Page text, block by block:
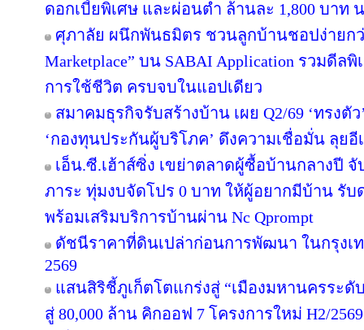
ดอกเบี้ยพิเศษ และผ่อนต่ำ ล้านละ 1,800 บาท
ศุภาลัย ผนึกพันธมิตร ชวนลูกบ้านชอปง่ายกว่
Marketplace” บน SABAI Application รวมดีล
การใช้ชีวิต ครบจบในแอปเดียว
สมาคมธุรกิจรับสร้างบ้าน เผย Q2/69 ‘ทรง
‘กองทุนประกันผู้บริโภค’ ดึงความเชื่อมั่น ลุย
เอ็น.ซี.เฮ้าส์ซิ่ง เขย่าตลาดผู้ซื้อบ้านกลางปี
ภาระ ทุ่มงบจัดโปร 0 บาท ให้ผู้อยากมีบ้าน รับ
พร้อมเสริมบริการบ้านผ่าน Nc Qprompt
ดัชนีราคาที่ดินเปล่าก่อนการพัฒนา ในกรุงเ
2569
แสนสิริชี้ภูเก็ตโตแกร่งสู่ “เมืองมหานครระ
สู่ 80,000 ล้าน คิกออฟ 7 โครงการใหม่ H2/